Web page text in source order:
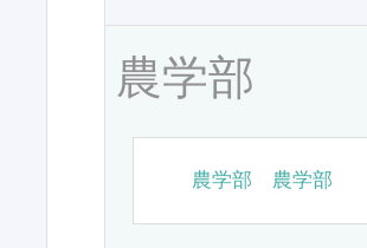
農学部
農学部 農学部